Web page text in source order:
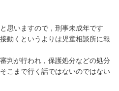
思いますので，刑事未成年です
動くというよりは児童相談所に報
判が行われ，保護処分などの処分
こまで行く話ではないのではない